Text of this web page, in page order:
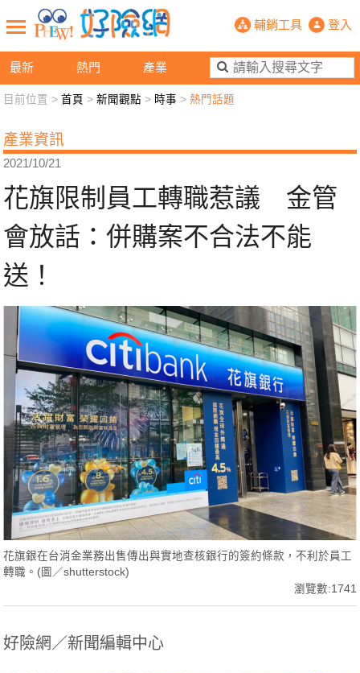
最新 熱門 產業
花旗限制員工轉職惹議 金管會放
輔銷工具 登入
新聞觀點 業務交流 好險懂生活
退休先準備 好險學堂 輔銷工具 活動專區
目前位置 >首頁 >新聞觀點 > 時事 >熱門話題
產業資訊
2021/10/21
花旗限制員工轉職惹議 金管
會放話：併購案不合法不能
送！
花旗銀在台消金業務出售傳出與實地查核銀行的簽約條款，不利於員工
轉職。(圖／shutterstock)
瀏覽數:1741
好險網／新聞編輯中心